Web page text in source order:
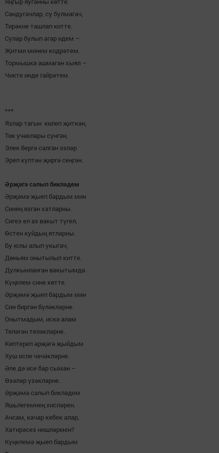
Сандугачлар, су булмагач,
Тирәкне ташлап китте.
Сулар булып агар идем –
Җитми минем кодрәтем.
Тормышка ашмаган хыял –
Чикте инде гайрәтем.
***
Язлар тагын килеп җиткән,
Тик учаклары сүнгән,
Элек бергә салган эзләр
Эреп күптән җиргә сеңгән.
Әрҗәгә салып бикләдем
Әрҗәмә җыеп бардым мин
Синең язган хатларны.
Сигез ел аз вакыт түгел,
Өстен куйдың ятларны.
Бу юлы алып укыгач,
Дөньям онытылып китте.
Дулкынланган вакытымда
Күңелем сине көтте.
Әрҗәмә җыеп бардым мин
Син биргән бүләкләрне.
Онытмадым, искә алам
Теләгән теләкләрне.
Киптереп әрҗәгә җыйдым
Хуш исле чәчәкләрне.
Әле дә исе бар сыман –
Өзәләр үзәкләрне.
Әрҗәмә салып бикләдем
Яшьлегемнең хисләрен.
Ачсам, качар кебек алар,
Хатирәсез нишләрмен?
Күңелемә җыеп бардым